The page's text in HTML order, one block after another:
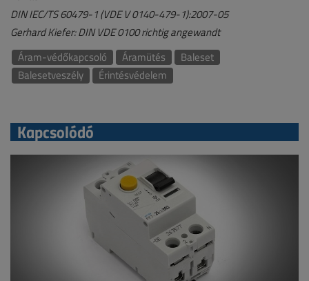
DIN IEC/TS 60479-1 (VDE V 0140-479-1):2007-05
Gerhard Kiefer: DIN VDE 0100 richtig angewandt
Áram-védőkapcsoló
Áramütés
Baleset
Balesetveszély
Érintésvédelem
Kapcsolódó